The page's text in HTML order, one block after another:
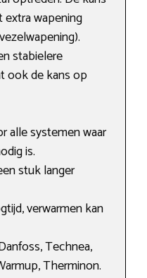
wapening
stabielere
ook de kans op
alle systemen waar
is.
stuk langer
verwarmen kan
Technea,
Therminon.